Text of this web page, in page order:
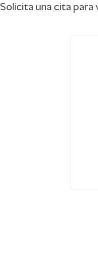
Solicita una cita